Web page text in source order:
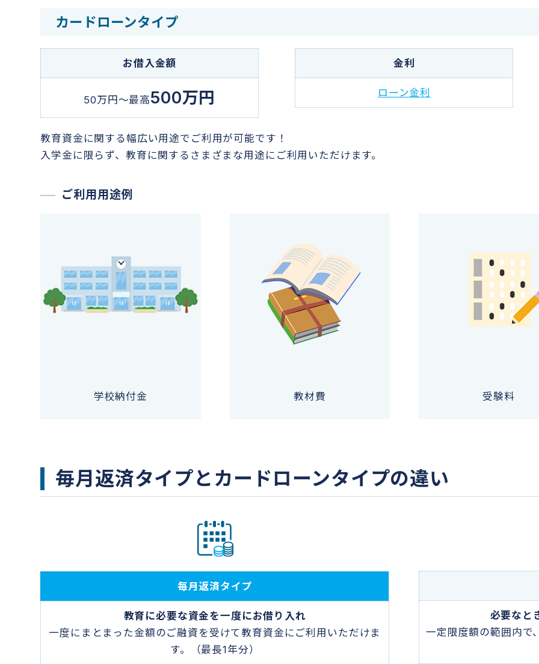
カードローンタイプ
お借入金額
50万円～最高500万円
金利
ローン金利
教育資金に関する幅広い用途でご利用が可能です！
入学金に限らず、教育に関するさまざまな用途にご利用いただけます。
ご利用用途例
学校納付金 教材費 受験料
毎月返済タイプとカードローンタイプの違い
毎月返済タイプ
教育に必要な資金を一度にお借り入れ
一度にまとまった金額のご融資を受けて教育資金にご利用いただけま
す。（最長1年分）
必要なと
一定限度額の範囲内で